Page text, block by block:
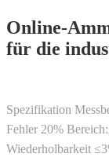
Online-
für die
Spezifikation
Fehler 20%
Wiederholbarkeit